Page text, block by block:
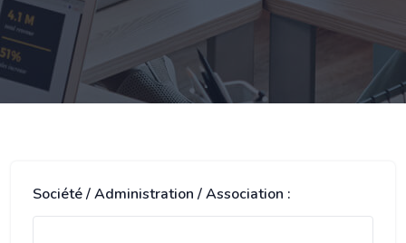
Société / Administration / Association :